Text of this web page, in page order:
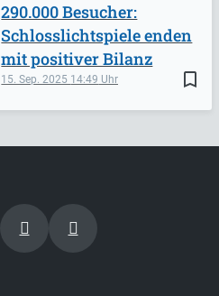
bookmark_border
15. Sep. 2025 14:49
290.000 Besucher:
Schlosslichtspiele enden
mit positiver Bilanz